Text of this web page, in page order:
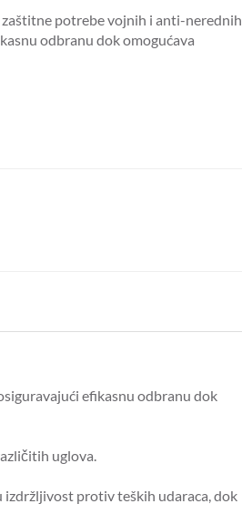
potrebe vojnih i anti-nerednih
odbranu dok omogućava
efikasnu odbranu dok
uglova.
protiv teških udaraca, dok